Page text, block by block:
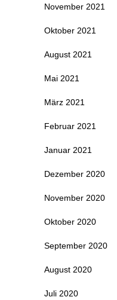
November 2021
Oktober 2021
August 2021
Mai 2021
März 2021
Februar 2021
Januar 2021
Dezember 2020
November 2020
Oktober 2020
September 2020
August 2020
Juli 2020